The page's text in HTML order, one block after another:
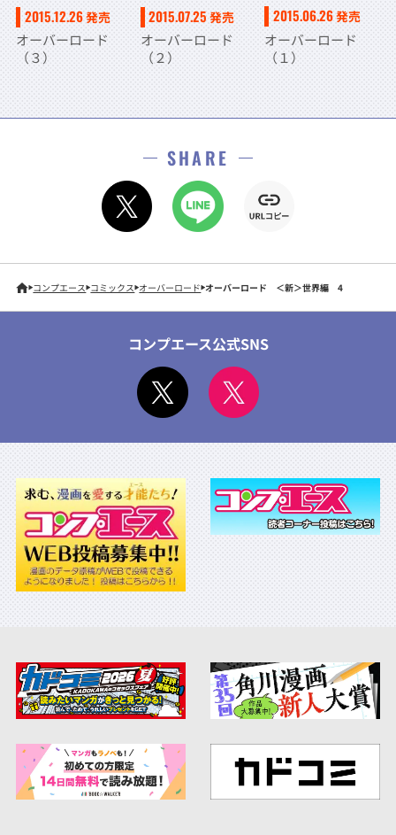
2015.12.26発売
オーバーロード
（３）
2015.07.25 発売
オーバーロード
（２）
2015.06.26発売
オーバーロード
（１）
SHARE
コンプエース コミックス オーバーロード オーバーロード ＜新＞世界編 4
コンプエース公式SNS